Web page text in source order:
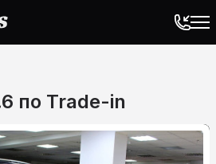
по Trade-in